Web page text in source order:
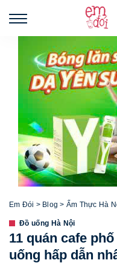
Em Đói > Blog > Ẩm Thực Hà
Đồ uống Hà Nội
11 quán cafe
uống hấp dẫn